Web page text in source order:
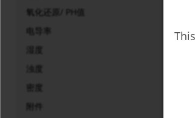
氧化还原/ PH值
电导率
湿度
浊度
密度
附件